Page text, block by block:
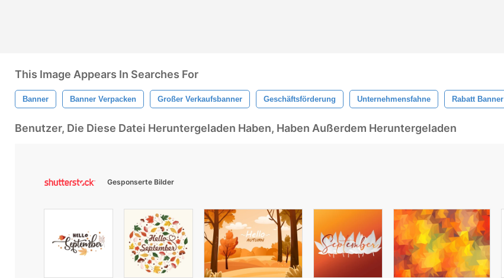
This Image Appears In Searches For
Banner Banner Verpacken Großer Verkaufsbanner Geschäftsförderung Unternehmensfahne Rabatt Banner
Benutzer, Die Diese Datei Heruntergeladen Haben, Haben Außerdem Heruntergeladen
Gesponserte Bilder